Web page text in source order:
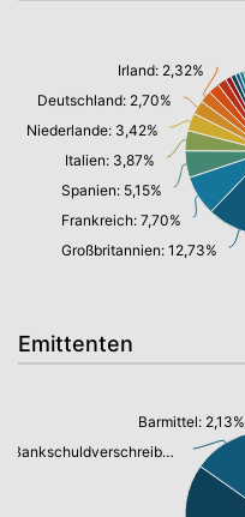
Großbritannien: 12,73%
Frankreich: 7,70%
Spanien: 5,15%
Italien: 3,87%
Niederlande: 3,42%
Deutschland: 2,70%
Irland: 2,32%
Emittenten
Bankschuldverschreibung: 12,98%
Barmittel: 2,13%